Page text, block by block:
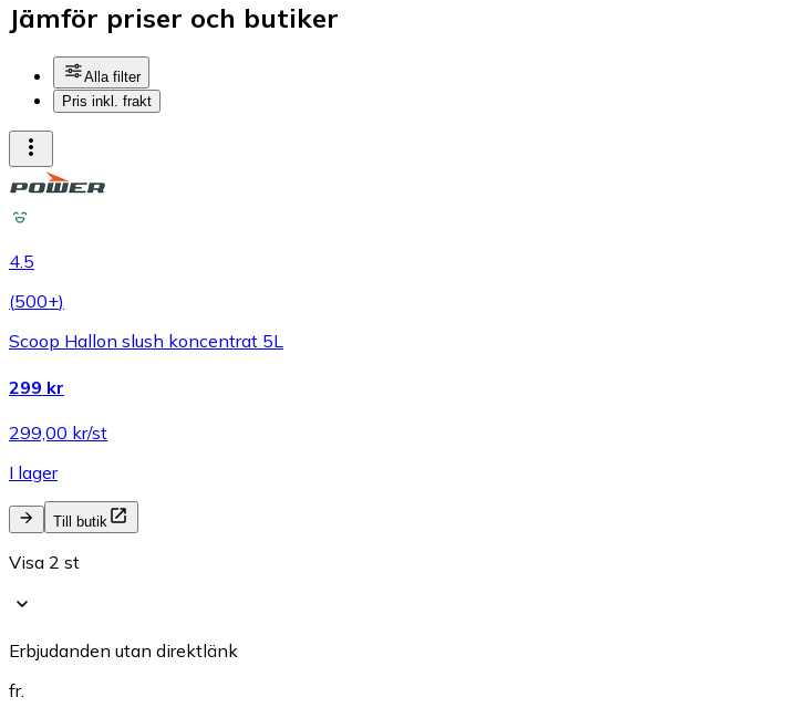
Jämför priser och butiker
Alla filter
Pris inkl. frakt
4.5
(500+)
Scoop Hallon slush koncentrat 5L
299 kr
299,00 kr/st
I lager
Till butik
Visa 2 st
Erbjudanden utan direktlänk
fr.